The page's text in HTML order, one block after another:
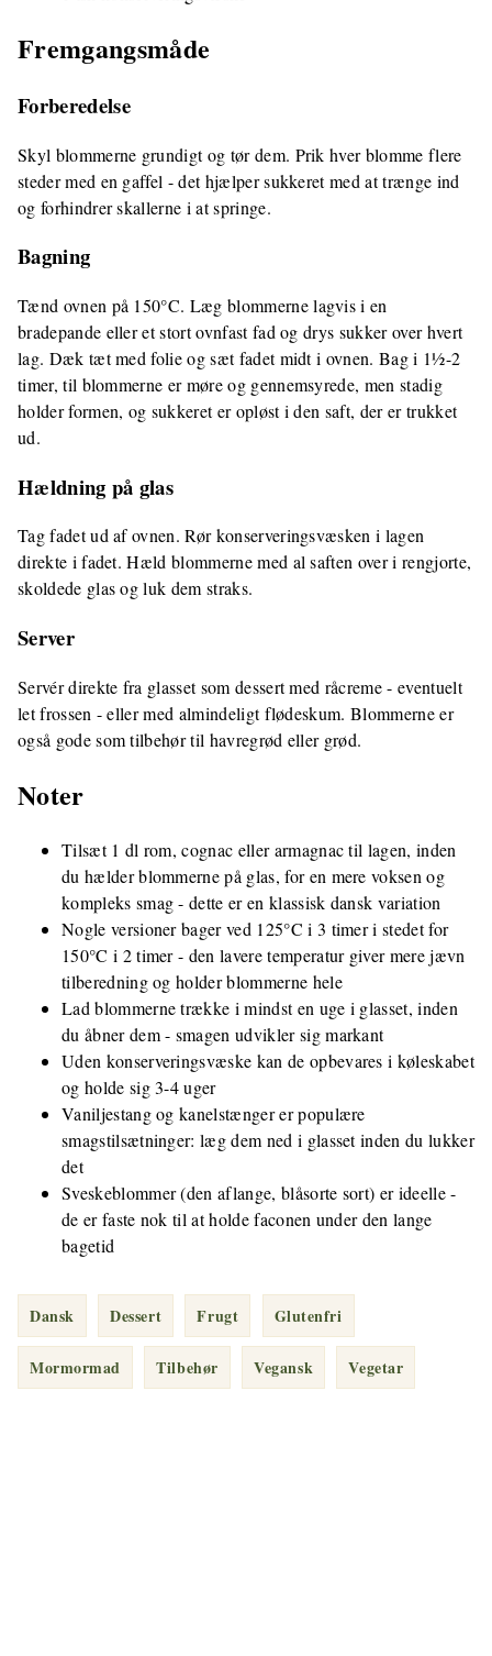
Fremgangsmåde
Forberedelse
Skyl blommerne grundigt og tør dem. Prik hver blomme flere
steder med en gaffel - det hjælper sukkeret med at trænge ind
og forhindrer skallerne i at springe.
Bagning
Tænd ovnen på 150°C. Læg blommerne lagvis i en
bradepande eller et stort ovnfast fad og drys sukker over hvert
lag. Dæk tæt med folie og sæt fadet midt i ovnen. Bag i 1½-2
timer, til blommerne er møre og gennemsyrede, men stadig
holder formen, og sukkeret er opløst i den saft, der er trukket
ud.
Hældning på glas
Tag fadet ud af ovnen. Rør konserveringsvæsken i lagen
direkte i fadet. Hæld blommerne med al saften over i rengjorte,
skoldede glas og luk dem straks.
Server
Servér direkte fra glasset som dessert med råcreme - eventuelt
let frossen - eller med almindeligt flødeskum. Blommerne er
også gode som tilbehør til havregrød eller grød.
Noter
Tilsæt 1 dl rom, cognac eller armagnac til lagen, inden
du hælder blommerne på glas, for en mere voksen og
kompleks smag - dette er en klassisk dansk variation
Nogle versioner bager ved 125°C i 3 timer i stedet for
150°C i 2 timer - den lavere temperatur giver mere jævn
tilberedning og holder blommerne hele
Lad blommerne trække i mindst en uge i glasset, inden
du åbner dem - smagen udvikler sig markant
Uden konserveringsvæske kan de opbevares i køleskabet
og holde sig 3-4 uger
Vaniljestang og kanelstænger er populære
smagstilsætninger: læg dem ned i glasset inden du lukker
det
Sveskeblommer (den aflange, blåsorte sort) er ideelle -
de er faste nok til at holde faconen under den lange
bagetid
Dansk Dessert Frugt Glutenfri
Mormormad Tilbehør Vegansk Vegetar